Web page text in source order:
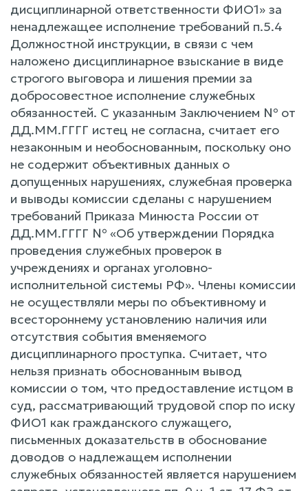
дисциплинарной ответственности ФИО1» за
ненадлежащее исполнение требований п.5.4
Должностной инструкции, в связи с чем
наложено дисциплинарное взыскание в виде
строгого выговора и лишения премии за
добросовестное исполнение служебных
обязанностей. С указанным Заключением № от
ДД.ММ.ГГГГ истец не согласна, считает его
незаконным и необоснованным, поскольку оно
не содержит объективных данных о
допущенных нарушениях, служебная проверка
и выводы комиссии сделаны с нарушением
требований Приказа Минюста России от
ДД.ММ.ГГГГ № «Об утверждении Порядка
проведения служебных проверок в
учреждениях и органах уголовно-
исполнительной системы РФ». Члены комиссии
не осуществляли меры по объективному и
всестороннему установлению наличия или
отсутствия события вменяемого
дисциплинарного проступка. Считает, что
нельзя признать обоснованным вывод
комиссии о том, что предоставление истцом в
суд, рассматривающий трудовой спор по иску
ФИО1 как гражданского служащего,
письменных доказательств в обоснование
доводов о надлежащем исполнении
служебных обязанностей является нарушением